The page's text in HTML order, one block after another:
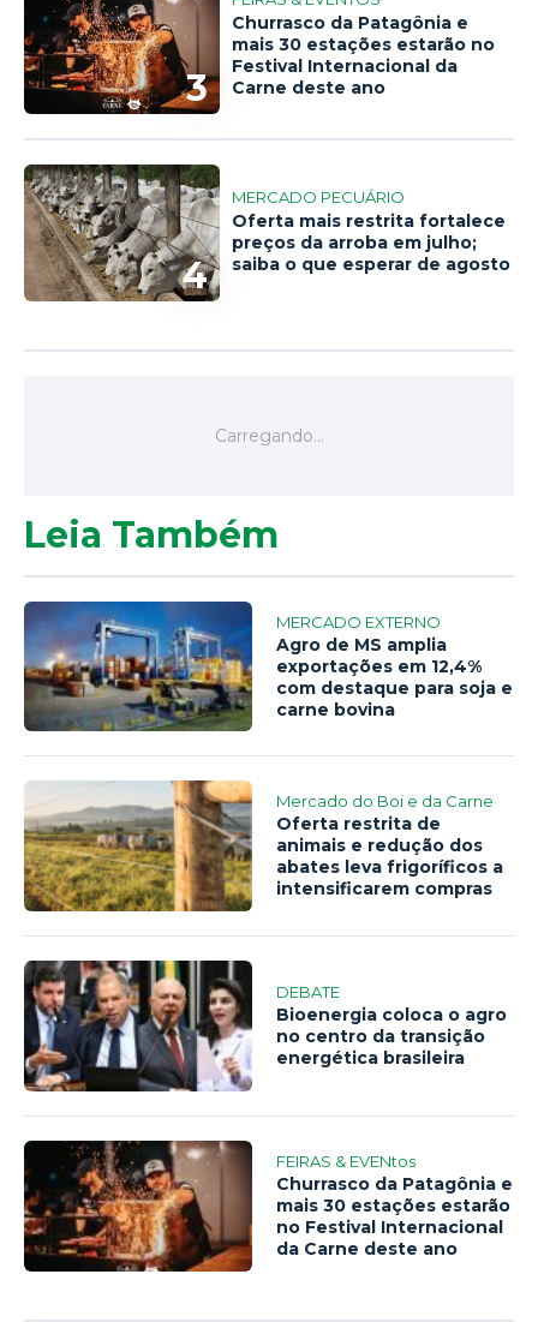
3
Churrasco da Patagônia e
mais 30 estações estarão no
Festival Internacional da
Carne deste ano
4
MERCADO PECUÁRIO
Oferta mais restrita fortalece
preços da arroba em julho;
saiba o que esperar de agosto
Leia Também
MERCADO EXTERNO
Agro de MS amplia
exportações em 12,4%
com destaque para soja e
carne bovina
Mercado do Boi e da Carne
Oferta restrita de
animais e redução dos
abates leva frigoríficos a
intensificarem compras
DEBATE
Bioenergia coloca o agro
no centro da transição
energética brasileira
FEIRAS & EVENtos
Churrasco da Patagônia e
mais 30 estações estarão
no Festival Internacional
da Carne deste ano